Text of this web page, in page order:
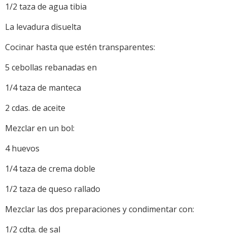
1/2 taza de agua tibia
La levadura disuelta
Cocinar hasta que estén transparentes:
5 cebollas rebanadas en
1/4 taza de manteca
2 cdas. de aceite
Mezclar en un bol:
4 huevos
1/4 taza de crema doble
1/2 taza de queso rallado
Mezclar las dos preparaciones y condimentar con:
1/2 cdta. de sal